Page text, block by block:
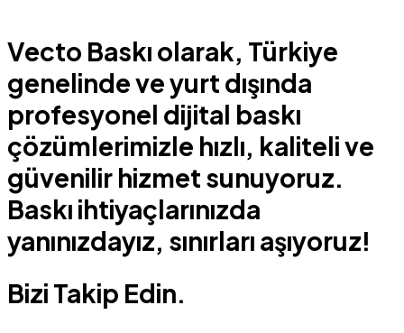
Vecto Baskı olarak, Türkiye
genelinde ve yurt dışında
profesyonel dijital baskı
çözümlerimizle hızlı, kaliteli ve
güvenilir hizmet sunuyoruz.
Baskı ihtiyaçlarınızda
yanınızdayız, sınırları aşıyoruz!
Bizi Takip Edin.